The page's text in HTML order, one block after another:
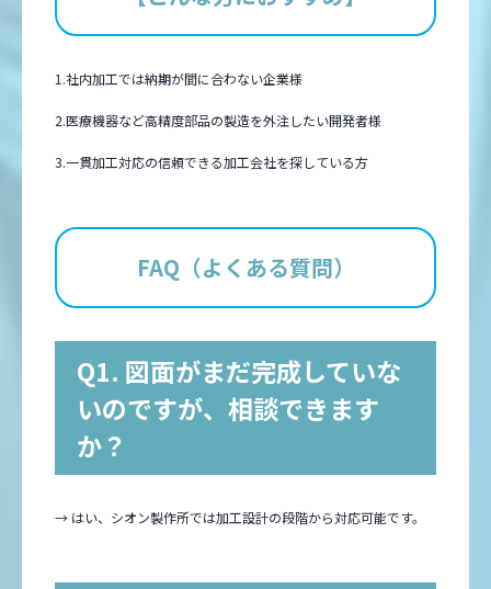
1.社内加工では納期が間に合わない企業様
2.医療機器など高精度部品の製造を外注したい開発者様
3.一貫加工対応の信頼できる加工会社を探している方
FAQ（よくある質問）
Q1. 図面がまだ完成していな
いのですが、相談できます
か？
→ はい、シオン製作所では加工設計の段階から対応可能です。